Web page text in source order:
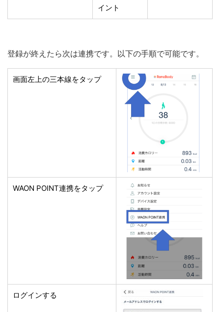
イント
登録が終えたら次は連携です。以下の手順で可能です。
画面左上の三本線をタップ
WAON POINT連携をタップ
ログインする